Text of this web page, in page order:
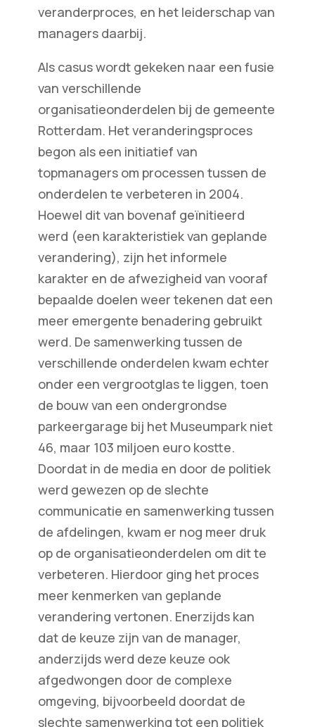
veranderproces, en het leiderschap van
managers daarbij.
Als casus wordt gekeken naar een fusie
van verschillende
organisatieonderdelen bij de gemeente
Rotterdam. Het veranderingsproces
begon als een initiatief van
topmanagers om processen tussen de
onderdelen te verbeteren in 2004.
Hoewel dit van bovenaf geïnitieerd
werd (een karakteristiek van geplande
verandering), zijn het informele
karakter en de afwezigheid van vooraf
bepaalde doelen weer tekenen dat een
meer emergente benadering gebruikt
werd. De samenwerking tussen de
verschillende onderdelen kwam echter
onder een vergrootglas te liggen, toen
de bouw van een ondergrondse
parkeergarage bij het Museumpark niet
46, maar 103 miljoen euro kostte.
Doordat in de media en door de politiek
werd gewezen op de slechte
communicatie en samenwerking tussen
de afdelingen, kwam er nog meer druk
op de organisatieonderdelen om dit te
verbeteren. Hierdoor ging het proces
meer kenmerken van geplande
verandering vertonen. Enerzijds kan
dat de keuze zijn van de manager,
anderzijds werd deze keuze ook
afgedwongen door de complexe
omgeving, bijvoorbeeld doordat de
slechte samenwerking tot een politiek